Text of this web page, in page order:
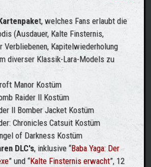
t, welches Fans erlaubt die
(Ausdauer, Kalte Finsternis,
Verbliebenen, Kapitelwiederholung
diverser Klassik-Lara-Models zu
Manor Kostüm
Raider II Kostüm
II Bomber Jacket Kostüm
Chronicles Catsuit Kostüm
of Darkness Kostüm
DLC's, inklusive “Baba Yaga: Der
” und “Kalte Finsternis erwacht”, 12